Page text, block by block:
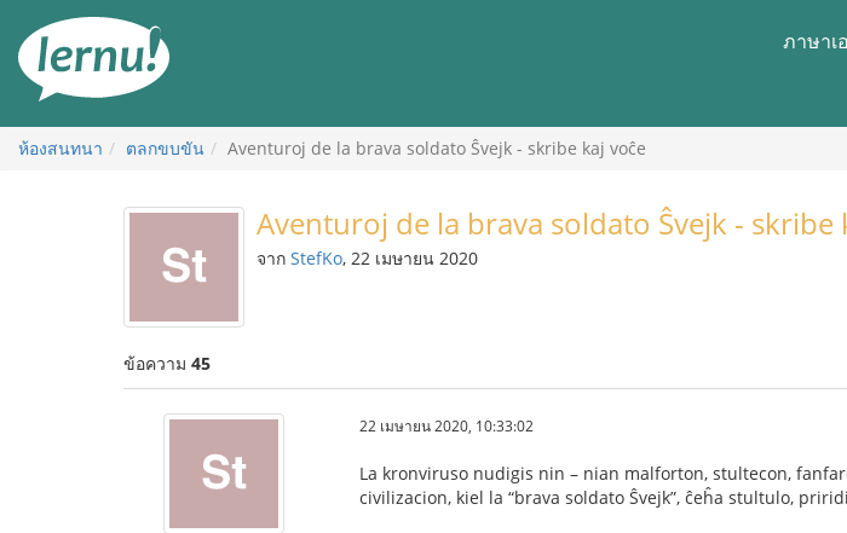
สารบัญ
ภาษาเ
ห้องสนทนา ตลกขบขัน Aventuroj de la brava soldato Ŝvejk - skribe kaj voĉe
Aventuroj de la brava soldato Ŝvejk - skribe
จาก StefKo, 22 เมษายน 2020
ข้อความ 45
22 เมษายน 2020, 10:33:02
La kronviruso nudigis nin – nian malforton, stultecon,
civilizacion, kiel la “brava soldato Ŝvejk”, ĉeĥa stultulo,